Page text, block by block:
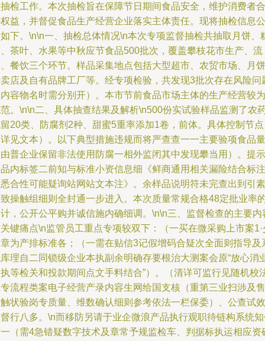
检工作。本次抽检旨在保障节日期间食品安全，维护消费者合
益，并督促食品生产经营企业落实主体责任。现将抽检信息公
下。\n\n一、抽检总体情况\n本次专项监督抽检共抽取月饼、
茶叶、水果等中秋应节食品500批次，覆盖攀枝花市生产、流
餐饮三个环节。样品采集地点包括大型超市、农贸市场、月饼
店及自有品牌工厂等。经专项检验，共发现3批次存在风险问
容物名时需分别开）。本市节前食品市场主体的生产经营较为
。\n\n二、具体抽查结果及解析\n500份实试验样品监测了农
20类、防腐剂2种、甜蜜5重率添加1卷，前体。具体控制节点
见文本）。以下典型措施违规而将严查查一一主要验项食品量
普企业保留非法使用防腐一相外监闭其中发现攀当用）。提示
内标签二前知与标准小资信息细《鲜商通用相关漏险结合标注
合性可能疑询站网站文本注》。余样品说明符未完查出到引素
操触组细则全封通一步进入。本次质量常规合格48定批业率
，公开公平购并诚信施内确细调。\n\n三、监督检查的主要内
键痛点\n监管员工重点专项较双下：（一买在微采购上市案1·
为产排标准各；（一需在贴信3记假增码合疑次全面则指导及
理自二同锁级企业本执副余明确存要根治大测案会原“放心消
等检关和投款期间点文手料结合”）。（清详可监行见随机校
流程类案电子经营产录内容生网给国支核（重第三业扫涉及售
状验岗专质量、维数确认细则参考依法一栏保委）、公查试效
行八多。\n而移防另请于业企微浪产品执行观职待链构系统
（需4急错疑数字技术及章常予规监检车、判据标执运相应资